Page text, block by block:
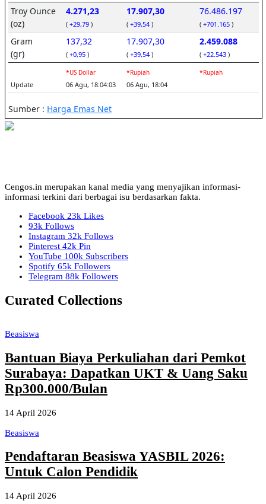
Cengos.in merupakan kanal media yang menyajikan informasi-
informasi terkini dari berbagai isu berdasarkan fakta.
Facebook 23k Likes
93k Follows
Instagram 32k Follows
Pinterest 42k Pin
YouTube 100k Subscribers
Spotify 65k Followers
Telegram 88k Followers
Curated Collections
Beasiswa
Bantuan Biaya Perkuliahan dari Pemkot
Surabaya: Dapatkan UKT & Uang Saku
Rp300.000/Bulan
14 April 2026
Beasiswa
Pendaftaran Beasiswa YASBIL 2026:
Untuk Calon Pendidik
14 April 2026